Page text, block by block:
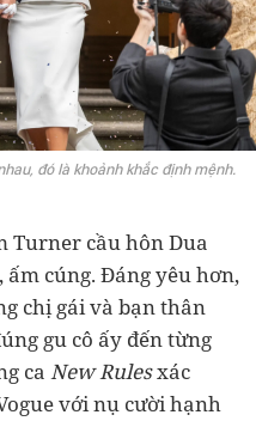
đó là khoảnh khắc định mệnh.
Turner cầu hôn Dua
cúng. Đáng yêu hơn,
chị gái và bạn thân
gu cô ấy đến từng
ca New Rulesxác
với nụ cười hạnh